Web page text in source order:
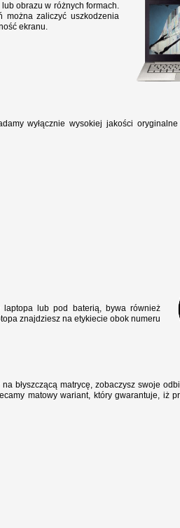
obrazu w różnych formach.
można zaliczyć uszkodzenia
ekranu.
wyłącznie wysokiej jakości
lub pod baterią, bywa również
znajdziesz na etykiecie obok numeru
błyszczącą matrycę, zobaczysz swoje
matowy wariant, który gwarantuje, iż